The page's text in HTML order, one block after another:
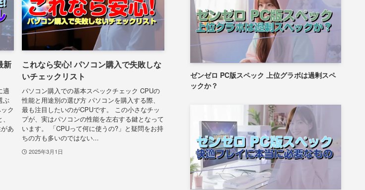
新
適
ぶ
ク
あ
これなら安心! パソコン購入で失敗しな
いチェックリスト
パソコン購入での基本スペックチェック CPUの
性能と用途別の選び方 パソコンを購入する際、
最も注目したいのがCPUです。 この小さなチッ
プが、実はパソコンの性能を左右する鍵となって
います。 「CPUって何に使うの?」と疑問をお持
ちの方も多いのではない...
2025年3月1日
ゼンゼロ PC版スペック 上位グラボは過剰スペ
ックか？